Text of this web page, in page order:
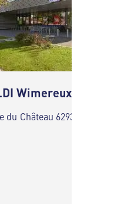
Wimereux
du Château 62930 Wimereux